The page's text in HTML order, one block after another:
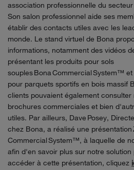
association professionnelle du
Son salon professionnel aide ses
établir des contacts utiles avec les
monde. Le stand virtuel de Bona
informations, notamment des vidéos
présentant les produits pour sols
souples Bona Commercial System™
pour parquets sportifs en bois massif
clients pouvaient également
brochures commerciales et bien
utiles. Par ailleurs, Dave Posey,
chez Bona, a réalisé une présentation
Commercial System™, à laquelle de
afin d'en savoir plus sur notre
accéder à cette présentation, cliquez